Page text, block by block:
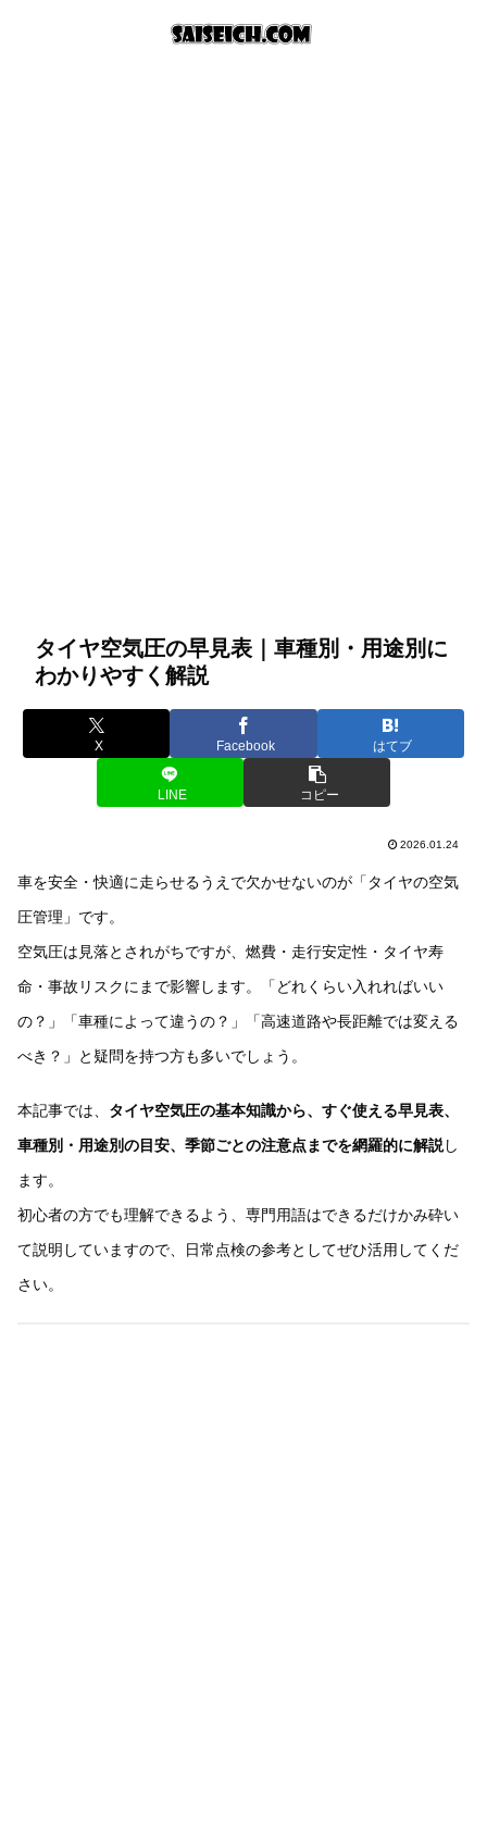
タイヤ空気圧の早見表｜車種別・用途別に
わかりやすく解説
X Facebook はてブ
LINE コピー
2026.01.24
車を安全・快適に走らせるうえで欠かせないのが「タイヤの空気
圧管理」です。
空気圧は見落とされがちですが、燃費・走行安定性・タイヤ寿
命・事故リスクにまで影響します。「どれくらい入れればいい
の？」「車種によって違うの？」「高速道路や長距離では変える
べき？」と疑問を持つ方も多いでしょう。
本記事では、 タイヤ空気圧の基本知識から、すぐ使える早見表、
車種別・用途別の目安、季節ごとの注意点までを網羅的に解説し
ます。
初心者の方でも理解できるよう、専門用語はできるだけかみ砕い
て説明していますので、日常点検の参考としてぜひ活用してくだ
さい。